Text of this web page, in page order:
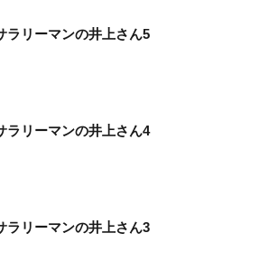
ラリーマンの井上さん5
ラリーマンの井上さん4
ラリーマンの井上さん3